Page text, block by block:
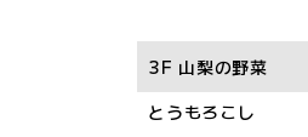
3F 山梨の野菜
とうもろこし